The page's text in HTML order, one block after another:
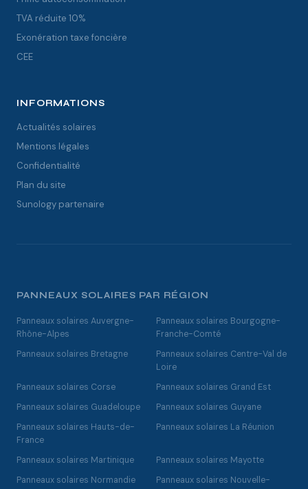
TVA réduite 10%
Exonération taxe foncière
CEE
INFORMATIONS
Actualités solaires
Mentions légales
Confidentialité
Plan du site
Sunology partenaire
PANNEAUX SOLAIRES PAR RÉGION
Panneaux solaires Auvergne-
Rhône-Alpes
Panneaux solaires Bourgogne-
Franche-Comté
Panneaux solaires Bretagne
Panneaux solaires Centre-Val de
Loire
Panneaux solaires Corse
Panneaux solaires Grand Est
Panneaux solaires Guadeloupe
Panneaux solaires Guyane
Panneaux solaires Hauts-de-
France
Panneaux solaires La Réunion
Panneaux solaires Martinique
Panneaux solaires Mayotte
Panneaux solaires Normandie
Panneaux solaires Nouvelle-